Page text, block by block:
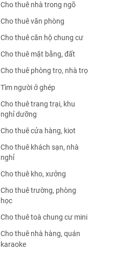
Cho thuê nhà trong ngõ
Cho thuê văn phòng
Cho thuê căn hộ chung cư
Cho thuê mặt bằng, đất
Cho thuê phòng trọ, nhà trọ
Tìm người ở ghép
Cho thuê trang trại, khu
nghỉ dưỡng
Cho thuê cửa hàng, kiot
Cho thuê khách sạn, nhà
nghỉ
Cho thuê kho, xưởng
Cho thuê trường, phòng
học
Cho thuê toà chung cư mini
Cho thuê nhà hàng, quán
karaoke